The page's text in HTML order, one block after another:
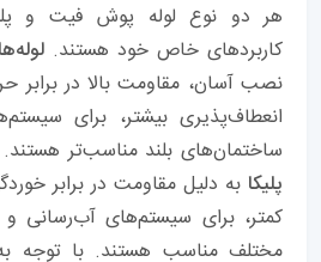
هر دو نوع لوله پوش فیت و
کاربردهای خاص خود هستند.
نصب آسان، مقاومت بالا در برابر
انعطاف‌پذیری بیشتر، برای
ساختمان‌های بلند مناسب‌تر
پلیکا به دلیل مقاومت در برابر
کمتر، برای سیستم‌های آب‌رسانی
مختلف مناسب هستند. با توجه